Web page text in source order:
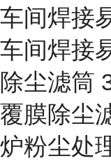
车间焊接
车间焊接
除尘滤筒
覆膜除尘
炉粉尘处